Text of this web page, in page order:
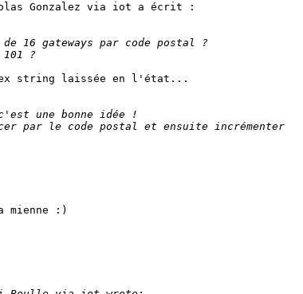
Gonzalez via iot a écrit :
string laissée en l'état...
mienne :)